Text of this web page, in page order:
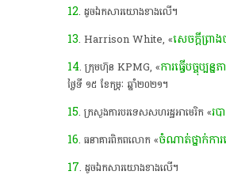
12. ដូចឯកសារយោងខាងលើ។
13. Harrison White, «សេចក្តីព្រា
14. ក្រុមហ៊ុន KPMG, «ការធ្វើបច្ចុប្
ថ្ងៃទី ១៥ ខែកុម្ភៈ ឆ្នាំ២០២១។
15. ក្រសួងការបរទេសសហរដ្ឋអាមេរិក «រ
16. ធនាគារពិភពលោក «ចំណាត់ថ្នាក់កា
17. ដូចឯកសារយោងខាងលើ។